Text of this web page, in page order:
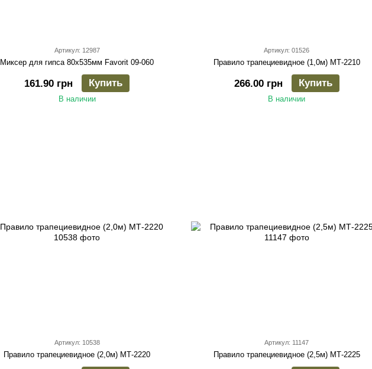
Артикул: 12987
Миксер для гипса 80х535мм Favorit 09-060
161.90 грн Купить
В наличии
Артикул: 01526
Правило трапециевидное (1,0м) МТ-2210
266.00 грн Купить
В наличии
Артикул: 10538
Правило трапециевидное (2,0м) МТ-2220
Артикул: 11147
Правило трапециевидное (2,5м) МТ-2225